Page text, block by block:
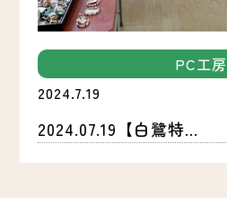
PC工房
2024.7.19
2024.07.19【白鷺特...